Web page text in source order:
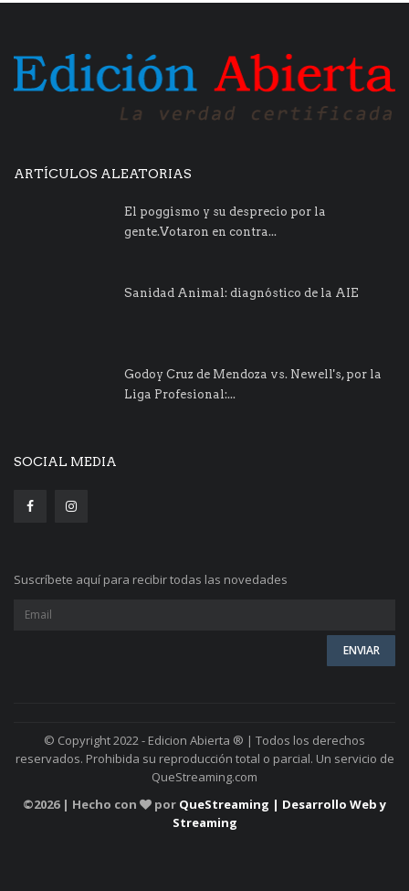
ARTÍCULOS ALEATORIAS
El poggismo y su desprecio por la
gente.Votaron en contra...
Sanidad Animal: diagnóstico de la AIE
Godoy Cruz de Mendoza vs. Newell's, por la
Liga Profesional:...
SOCIAL MEDIA
Suscríbete aquí para recibir todas las novedades
© Copyright 2022 - Edicion Abierta ® | Todos los derechos
reservados. Prohibida su reproducción total o parcial. Un servicio de
QueStreaming.com
©2026 | Hecho con por QueStreaming | Desarrollo Web y
Streaming